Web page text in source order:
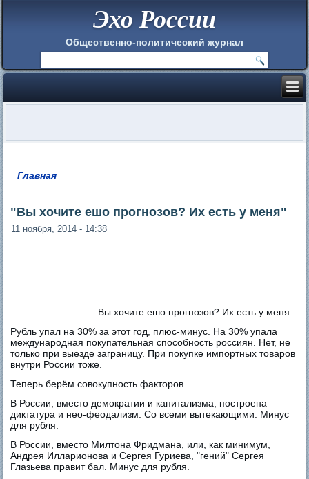
Эхо России
Общественно-политический журнал
Главная
"Вы хочите ешо прогнозов? Их есть у меня"
11 ноября, 2014 - 14:38
Вы хочите ешо прогнозов? Их есть у меня.
Рубль упал на 30% за этот год, плюс-минус. На 30% упала
международная покупательная способность россиян. Нет, не
только при выезде заграницу. При покупке импортных товаров
внутри России тоже.
Теперь берём совокупность факторов.
В России, вместо демократии и капитализма, построена
диктатура и нео-феодализм. Со всеми вытекающими. Минус
для рубля.
В России, вместо Милтона Фридмана, или, как минимум,
Андрея Илларионова и Сергея Гуриева, "гений" Сергея
Глазьева правит бал. Минус для рубля.